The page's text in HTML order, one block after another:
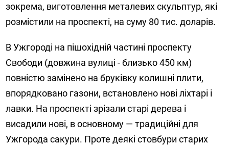
зокрема, виготовлення металевих скульптур, які
розмістили на проспекті, на суму 80 тис. доларів.
В Ужгороді на пішохідній частині проспекту
Свободи (довжина вулиці - близько 450 км)
повністю замінено на бруківку колишні плити,
впорядковано газони, встановлено нові ліхтарі і
лавки. На проспекті зрізали старі дерева і
висадили нові, в основному — традиційні для
Ужгорода сакури. Проте деякі стовбури старих